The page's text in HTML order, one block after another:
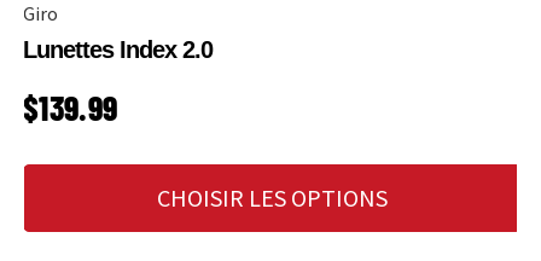
Giro
Lunettes Index 2.0
PRIX HABITUEL
$139.99
CHOISIR LES OPTIONS